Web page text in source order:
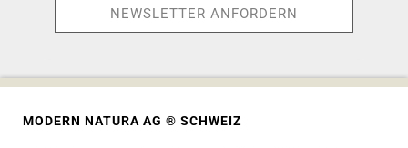
MODERN NATURA AG ® SCHWEIZ